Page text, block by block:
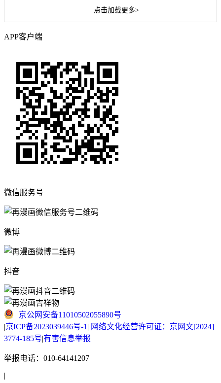
点击加载更多>
APP客户端
微信服务号
微博
抖音
京公网安备11010502055890号
|京ICP备2023039446号-1 | 网络文化经营许可证：京网文[2024]
3774-185号|有害信息举报
举报电话：010-64141207
|